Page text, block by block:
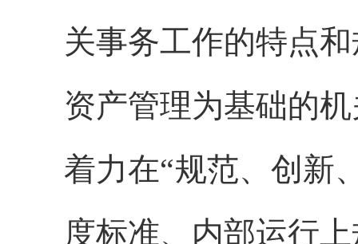
关事务工作的特点
资产管理为基础的
着力在“规范、创新
度标准、内部运行